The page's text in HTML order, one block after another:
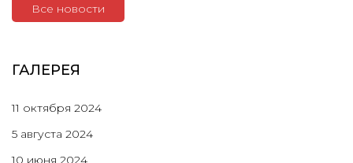
Все новости
ГАЛЕРЕЯ
11 октября 2024
5 августа 2024
10 июня 2024